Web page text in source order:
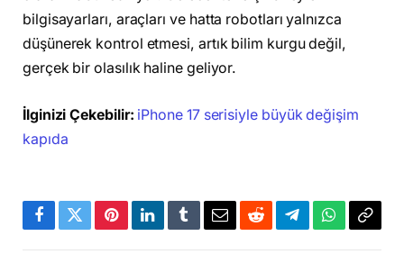
bilgisayarları, araçları ve hatta robotları yalnızca
düşünerek kontrol etmesi, artık bilim kurgu değil,
gerçek bir olasılık haline geliyor.
İlginizi Çekebilir: iPhone 17 serisiyle büyük değişim
kapıda
Facebook
TwitterPinterestLinkedInTumblrEmailRedditTelegramWhatsApp